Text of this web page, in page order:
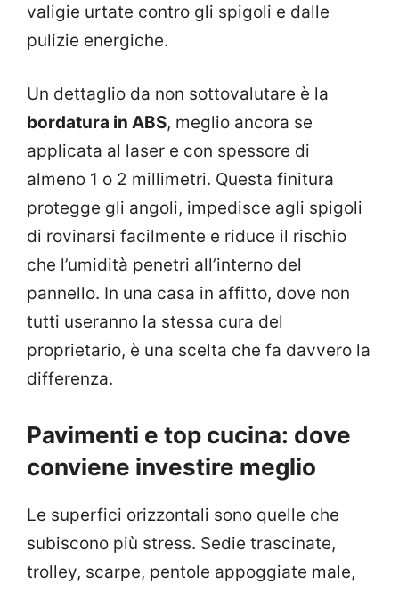
valigie urtate contro gli spigoli e dalle
pulizie energiche.
Un dettaglio da non sottovalutare è la
bordatura in ABS, meglio ancora se
applicata al laser e con spessore di
almeno 1 o 2 millimetri. Questa finitura
protegge gli angoli, impedisce agli spigoli
di rovinarsi facilmente e riduce il rischio
che l’umidità penetri all’interno del
pannello. In una casa in affitto, dove non
tutti useranno la stessa cura del
proprietario, è una scelta che fa davvero la
differenza.
Pavimenti e top cucina: dove
conviene investire meglio
Le superfici orizzontali sono quelle che
subiscono più stress. Sedie trascinate,
trolley, scarpe, pentole appoggiate male,